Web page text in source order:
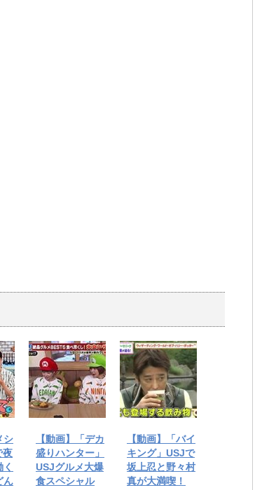
シ
夜
ん
【動画】「デカ
盛りハンター」
USJグルメ大爆
食スペシャル
【動画】「バイ
キング」USJで
坂上忍と野々村
真が大満喫！